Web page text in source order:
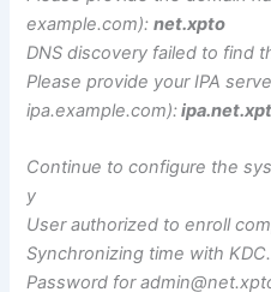
example.com):net.xpto
DNS discovery failed to find
Please provide your IPA
ipa.example.com):
Continue to configure the
y
User authorized to enroll
Synchronizing time with
Password for